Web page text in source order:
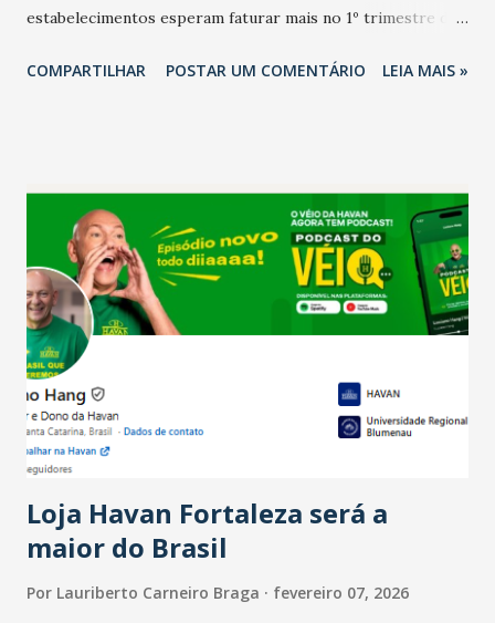
estabelecimentos esperam faturar mais no 1º trimestre de
relação ao último trimestre deste ano, 56% também
confraternizações de fim de ano e pelo pagamento do 13º
Salário para um número maior de trabalhadores, já que o
país tem a menor taxa de desemprego dos anos recentes.
Ainda segundo a Pesquisa, em novembro de 2025, 40% dos
bares e restaurantes operaram com lucro e outros 40%
registraram equilíbrio financeiro. Já o percentual de
estabelecimentos no prejuízo ficou em 19%, pouco abaixo
do observado no mês anterior. Outros 1% não existiam em
novembro. Em relação a outubro, o faturamento também
COMPARTILHAR POSTAR UM COMENTÁRIO LEIA MAIS »
Loja Havan Fortaleza será a
maior do Brasil
Por Lauriberto Carneiro Braga fevereiro 07, 2026